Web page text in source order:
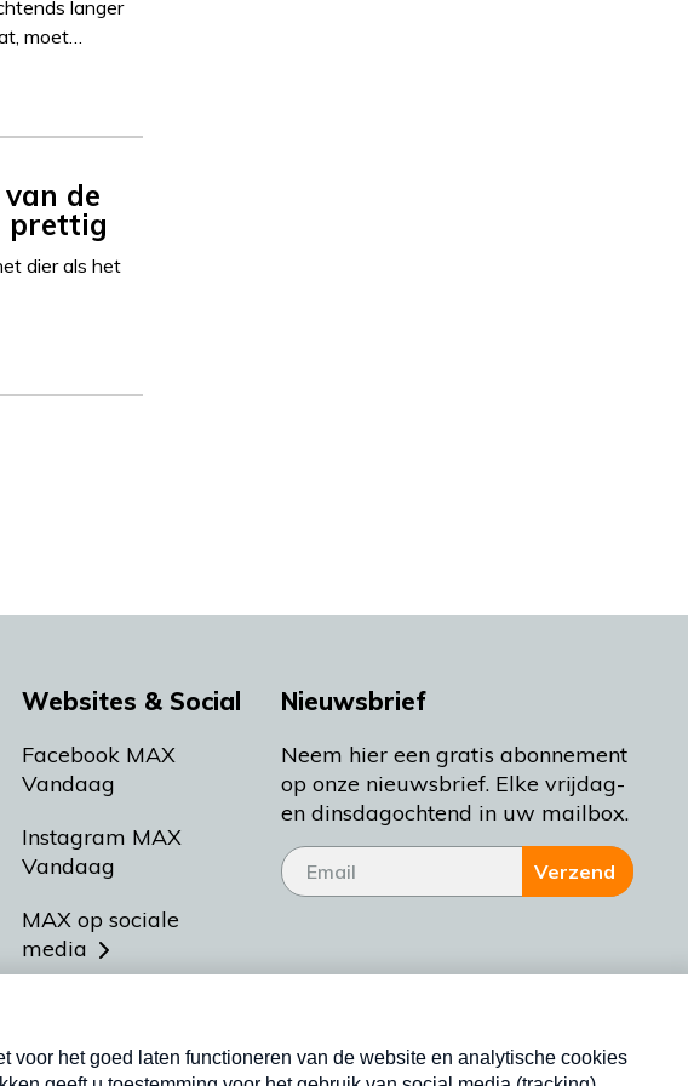
langer
moet…
de
prettig
dier als het
Websites & Social
Facebook MAX
Vandaag
Instagram MAX
Vandaag
MAX op sociale
media
Meldpunt Actueel
Nieuwsbrief
Neem hier een gratis abonnement
op onze nieuwsbrief. Elke vrijdag-
en dinsdagochtend in uw mailbox.
Verzend
Nieuwsbrief